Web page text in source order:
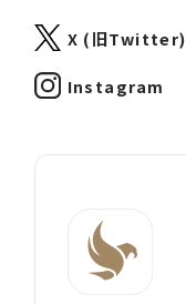
X (旧Twitter)
Instagram